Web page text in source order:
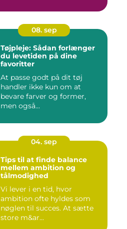
08. sep
Tøjpleje: Sådan forlænger
du levetiden på dine
favoritter
At passe godt på dit tøj
handler ikke kun om at
bevare farver og former,
men også...
04. sep
Tips til at finde balance
mellem ambition og
tålmodighed
Vi lever i en tid, hvor
ambition ofte hyldes som
nøglen til succes. At sætte
store m&ar...